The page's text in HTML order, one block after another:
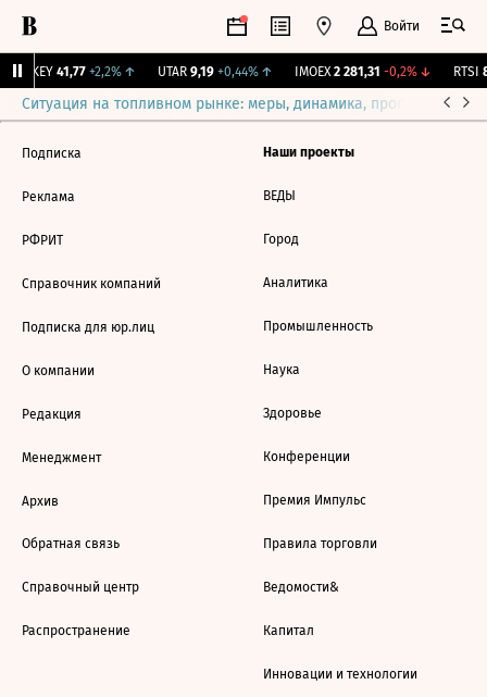
Войти
OKEY 41,77 +2,2%↑ UTAR 9,19 +0,44%↑ IMOEX 2 281,31 -0,2%↓ RTSI
Ситуация на топливном рынке: меры, динамика, прогнозы
Подписка
Реклама
РФРИТ
Справочник компаний
Подписка для юр.лиц
О компании
Редакция
Менеджмент
Архив
Обратная связь
Справочный центр
Распространение
Наши проекты
ВЕДЫ
Город
Аналитика
Промышленность
Наука
Здоровье
Конференции
Премия Импульс
Правила торговли
Ведомости&
Капитал
Инновации и технологии